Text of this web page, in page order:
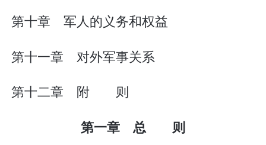
第十章 军人的义务和权益
第十一章 对外军事关系
第十二章 附 则
第一章 总 则